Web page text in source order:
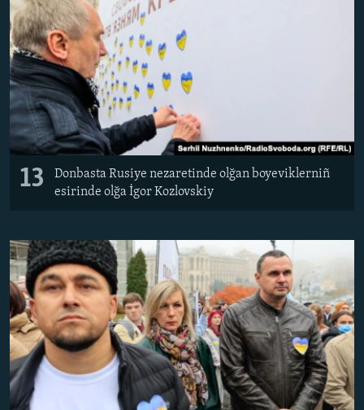
13
Donbasta Rusiye nezaretinde olğan boyeviklerniñ
esirinde olğa İgor Kozlovskiy